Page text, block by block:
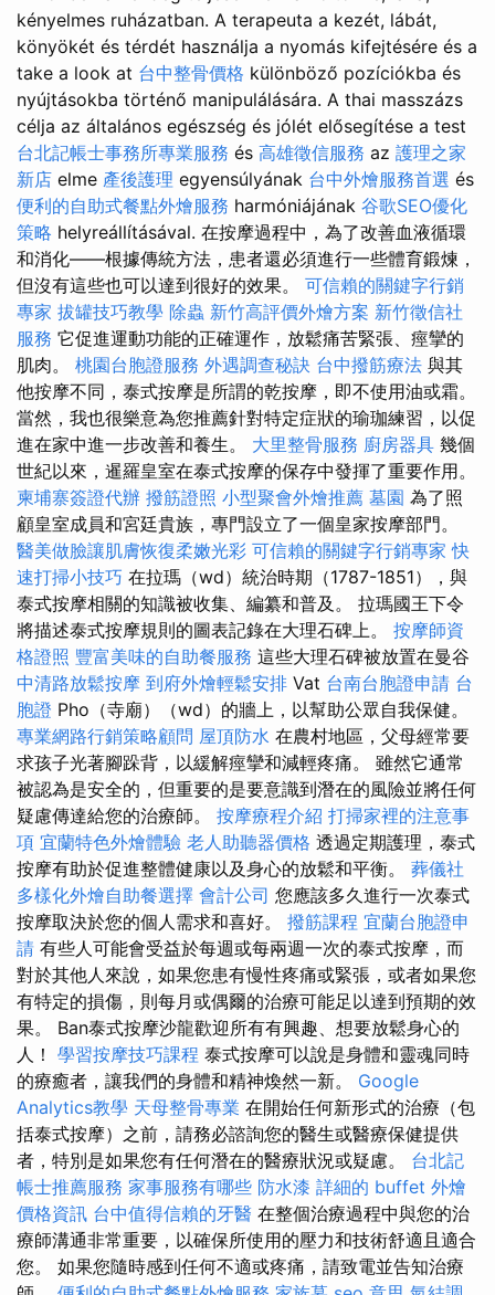
kényelmes ruházatban. A terapeuta a kezét, lábát,
könyökét és térdét használja a nyomás kifejtésére és a
take a look at 台中整骨價格 különböző pozíciókba és
nyújtásokba történő manipulálására. A thai masszázs
célja az általános egészség és jólét elősegítése a test
台北記帳士事務所專業服務 és 高雄徵信服務 az 護理之家
新店 elme 產後護理 egyensúlyának 台中外燴服務首選 és
便利的自助式餐點外燴服務 harmóniájának 谷歌SEO優化
策略 helyreállításával. 在按摩過程中，為了改善血液循環
和消化——根據傳統方法，患者還必須進行一些體育鍛煉，
但沒有這些也可以達到很好的效果。 可信賴的關鍵字行銷
專家 拔罐技巧教學 除蟲 新竹高評價外燴方案 新竹徵信社
服務 它促進運動功能的正確運作，放鬆痛苦緊張、痙攣的
肌肉。 桃園台胞證服務 外遇調查秘訣 台中撥筋療法 與其
他按摩不同，泰式按摩是所謂的乾按摩，即不使用油或霜。
當然，我也很樂意為您推薦針對特定症狀的瑜珈練習，以促
進在家中進一步改善和養生。 大里整骨服務 廚房器具 幾個
世紀以來，暹羅皇室在泰式按摩的保存中發揮了重要作用。
柬埔寨簽證代辦 撥筋證照 小型聚會外燴推薦 墓園 為了照
顧皇室成員和宮廷貴族，專門設立了一個皇家按摩部門。
醫美做臉讓肌膚恢復柔嫩光彩 可信賴的關鍵字行銷專家 快
速打掃小技巧 在拉瑪（wd）統治時期（1787-1851），與
泰式按摩相關的知識被收集、編纂和普及。 拉瑪國王下令
將描述泰式按摩規則的圖表記錄在大理石碑上。 按摩師資
格證照 豐富美味的自助餐服務 這些大理石碑被放置在曼谷
中清路放鬆按摩 到府外燴輕鬆安排 Vat 台南台胞證申請 台
胞證 Pho（寺廟）（wd）的牆上，以幫助公眾自我保健。
專業網路行銷策略顧問 屋頂防水 在農村地區，父母經常要
求孩子光著腳跺背，以緩解痙攣和減輕疼痛。 雖然它通常
被認為是安全的，但重要的是要意識到潛在的風險並將任何
疑慮傳達給您的治療師。 按摩療程介紹 打掃家裡的注意事
項 宜蘭特色外燴體驗 老人助聽器價格 透過定期護理，泰式
按摩有助於促進整體健康以及身心的放鬆和平衡。 葬儀社
多樣化外燴自助餐選擇 會計公司 您應該多久進行一次泰式
按摩取決於您的個人需求和喜好。 撥筋課程 宜蘭台胞證申
請 有些人可能會受益於每週或每兩週一次的泰式按摩，而
對於其他人來說，如果您患有慢性疼痛或緊張，或者如果您
有特定的損傷，則每月或偶爾的治療可能足以達到預期的效
果。 Ban泰式按摩沙龍歡迎所有有興趣、想要放鬆身心的
人！ 學習按摩技巧課程 泰式按摩可以說是身體和靈魂同時
的療癒者，讓我們的身體和精神煥然一新。 Google
Analytics教學 天母整骨專業 在開始任何新形式的治療（包
括泰式按摩）之前，請務必諮詢您的醫生或醫療保健提供
者，特別是如果您有任何潛在的醫療狀況或疑慮。 台北記
帳士推薦服務 家事服務有哪些 防水漆 詳細的 buffet 外燴
價格資訊 台中值得信賴的牙醫 在整個治療過程中與您的治
療師溝通非常重要，以確保所使用的壓力和技術舒適且適合
您。 如果您隨時感到任何不適或疼痛，請致電並告知治療